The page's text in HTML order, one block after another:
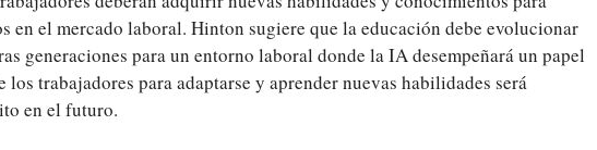
en el mercado laboral. Hinton sugiere que la educación debe evolucionar
generaciones para un entorno laboral donde la IA desempeñará un papel
trabajadores para adaptarse y aprender nuevas habilidades será
en el futuro.